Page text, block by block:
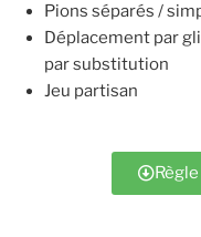
Pions séparés /
Déplacement par
par substitution
Jeu partisan